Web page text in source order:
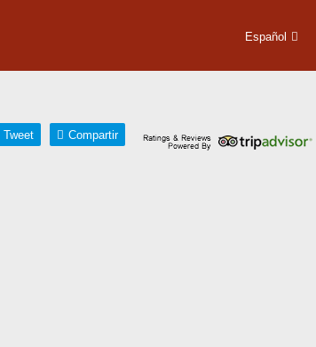
Español
Compartir
Tweet